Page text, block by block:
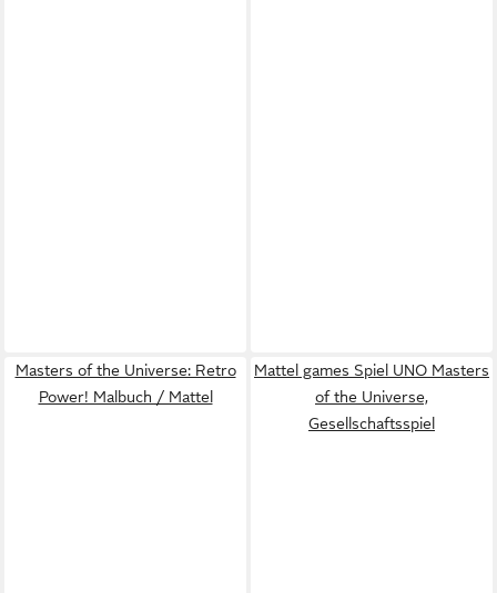
Masters of the Universe: Retro
Power! Malbuch / Mattel
Mattel games Spiel UNO Masters
of the Universe,
Gesellschaftsspiel